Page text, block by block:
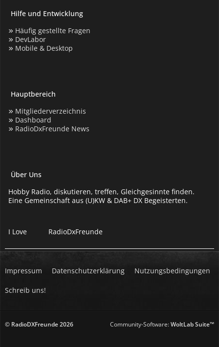
Hilfe und Entwicklung
Häufig gestellte Fragen
DevLabor
Mobile & Desktop
Hauptbereich
Mitgliederverzeichnis
Dashboard
RadioDxFreunde News
Über Uns
Hobby Radio, diskutieren, treffen, Gleichgesinnte finden.
Eine Gemeinschaft aus (U)KW & DAB+ DX Begeisterten.
I Love RadioDxFreunde
Impressum Datenschutzerklärung Nutzungsbedingungen
Schreib uns!
© RadioDXFreunde2026 Community-Software:WoltLab Suite™